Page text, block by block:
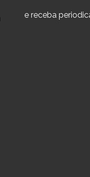
e receba